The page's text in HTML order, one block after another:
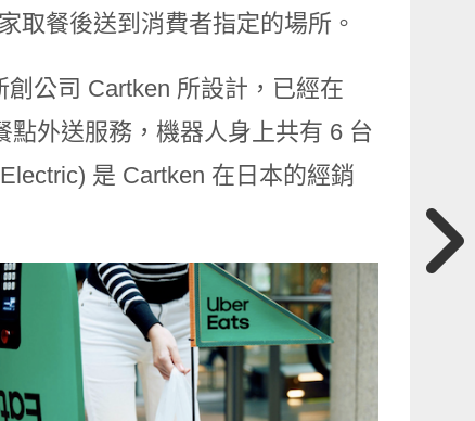
取餐後送到消費者指定的場所。
公司 Cartken 所設計，已經在
外送服務，機器人身上共有 6 台
是 Cartken 在日本的經銷